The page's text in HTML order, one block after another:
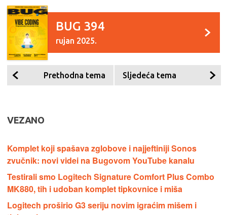
BUG 394
rujan 2025.
Prethodna tema Sljedeća tema
VEZANO
Komplet koji spašava zglobove i najjeftiniji Sonos
zvučnik: novi videi na Bugovom YouTube kanalu
Testirali smo Logitech Signature Comfort Plus Combo
MK880, tih i udoban komplet tipkovnice i miša
Logitech proširio G3 seriju novim igraćim mišem i